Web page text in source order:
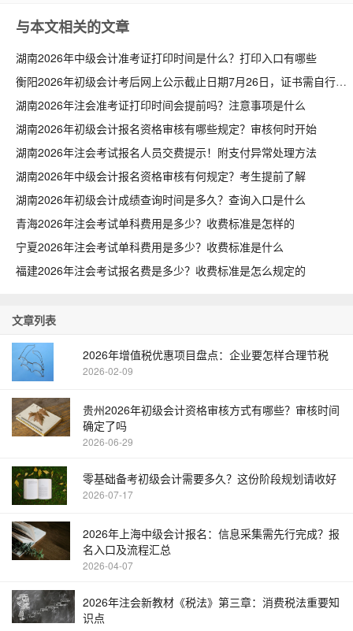
与本文相关的文章
湖南2026年中级会计准考证打印时间是什么？打印入口有哪些
衡阳2026年初级会计考后网上公示截止日期7月26日，证书需自行申领
湖南2026年注会准考证打印时间会提前吗？注意事项是什么
湖南2026年初级会计报名资格审核有哪些规定？审核何时开始
湖南2026年注会考试报名人员交费提示！附支付异常处理方法
湖南2026年中级会计报名资格审核有何规定？考生提前了解
湖南2026年初级会计成绩查询时间是多久？查询入口是什么
青海2026年注会考试单科费用是多少？收费标准是怎样的
宁夏2026年注会考试单科费用是多少？收费标准是什么
福建2026年注会考试报名费是多少？收费标准是怎么规定的
文章列表
2026年增值税优惠项目盘点：企业要怎样合理节税
2026-02-09
贵州2026年初级会计资格审核方式有哪些？审核时间
确定了吗
2026-06-29
零基础备考初级会计需要多久？这份阶段规划请收好
2026-07-17
2026年上海中级会计报名：信息采集需先行完成？报
名入口及流程汇总
2026-04-07
2026年注会新教材《税法》第三章：消费税法重要知
识点